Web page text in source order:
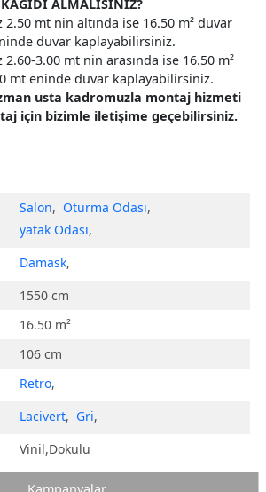
KAĞIDI ALMALISINIZ?
mt nin altında ise 16.50 m² duvar
duvar kaplayabilirsiniz.
3.00 mt nin arasında ise 16.50 m²
mt eninde duvar kaplayabilirsiniz.
usta kadromuzla montaj hizmeti
için bizimle iletişime geçebilirsiniz.
Salon, Oturma Odası,
yatak Odası,
Damask,
1550 cm
16.50 m²
106 cm
Retro,
Lacivert, Gri,
Vinil,Dokulu